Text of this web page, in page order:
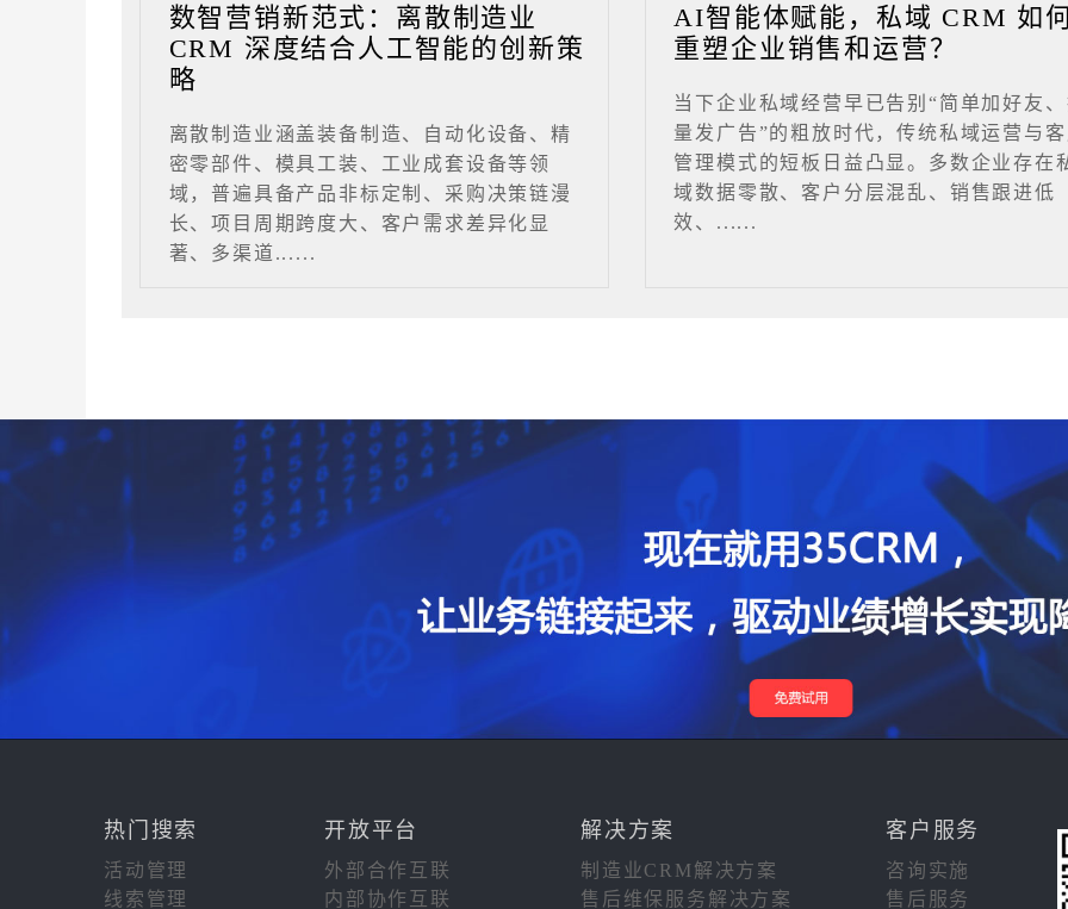
数智营销新范式：离散制造业
CRM 深度结合人工智能的创新策
略
离散制造业涵盖装备制造、自动化设备、精
密零部件、模具工装、工业成套设备等领
域，普遍具备产品非标定制、采购决策链漫
长、项目周期跨度大、客户需求差异化显
著、多渠道......
AI智能体赋能，私域 CRM 如
重塑企业销售和运营？
当下企业私域经营早已告别“简单加好友
量发广告”的粗放时代，传统私域运营与客
管理模式的短板日益凸显。多数企业存在
域数据零散、客户分层混乱、销售跟进低
效、......
热门搜索 开放平台
活动管理
外部合作互联
线索管理
内部协作互联
解决方案 客户服务
制造业CRM解决方案
咨询实施
售后维保服务解决方案
售后服务